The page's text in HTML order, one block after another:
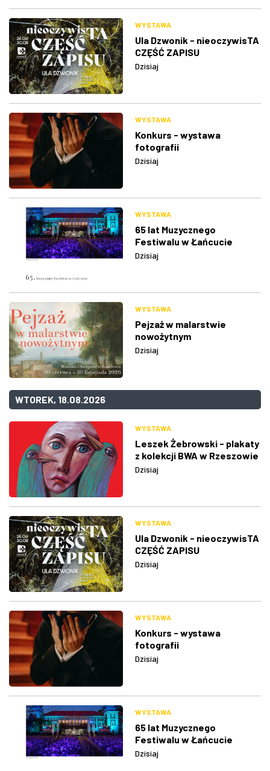
WYSTAWA
Ula Dzwonik - nieoczywisTA
CZĘŚĆ ZAPISU
Dzisiaj
WYSTAWA
Konkurs - wystawa
fotografii
Dzisiaj
WYSTAWA
65 lat Muzycznego
Festiwalu w Łańcucie
Dzisiaj
WYSTAWA
Pejzaż w malarstwie
nowożytnym
Dzisiaj
WTOREK, 18.08.2026
WYSTAWA
Leszek Żebrowski - plakaty
z kolekcji BWA w Rzeszowie
Dzisiaj
WYSTAWA
Ula Dzwonik - nieoczywisTA
CZĘŚĆ ZAPISU
Dzisiaj
WYSTAWA
Konkurs - wystawa
fotografii
Dzisiaj
WYSTAWA
65 lat Muzycznego
Festiwalu w Łańcucie
Dzisiaj